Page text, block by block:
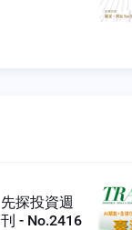
先探投資週
刊 - No.2416